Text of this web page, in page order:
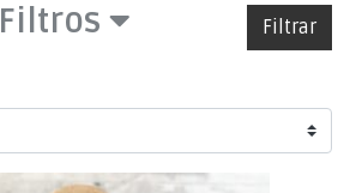
Filtros Filtrar